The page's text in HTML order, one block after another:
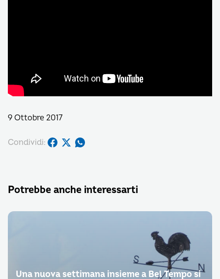
9 Ottobre 2017
Condividi:
Potrebbe anche interessarti
Una nuova settimana insieme a Bel Tempo si